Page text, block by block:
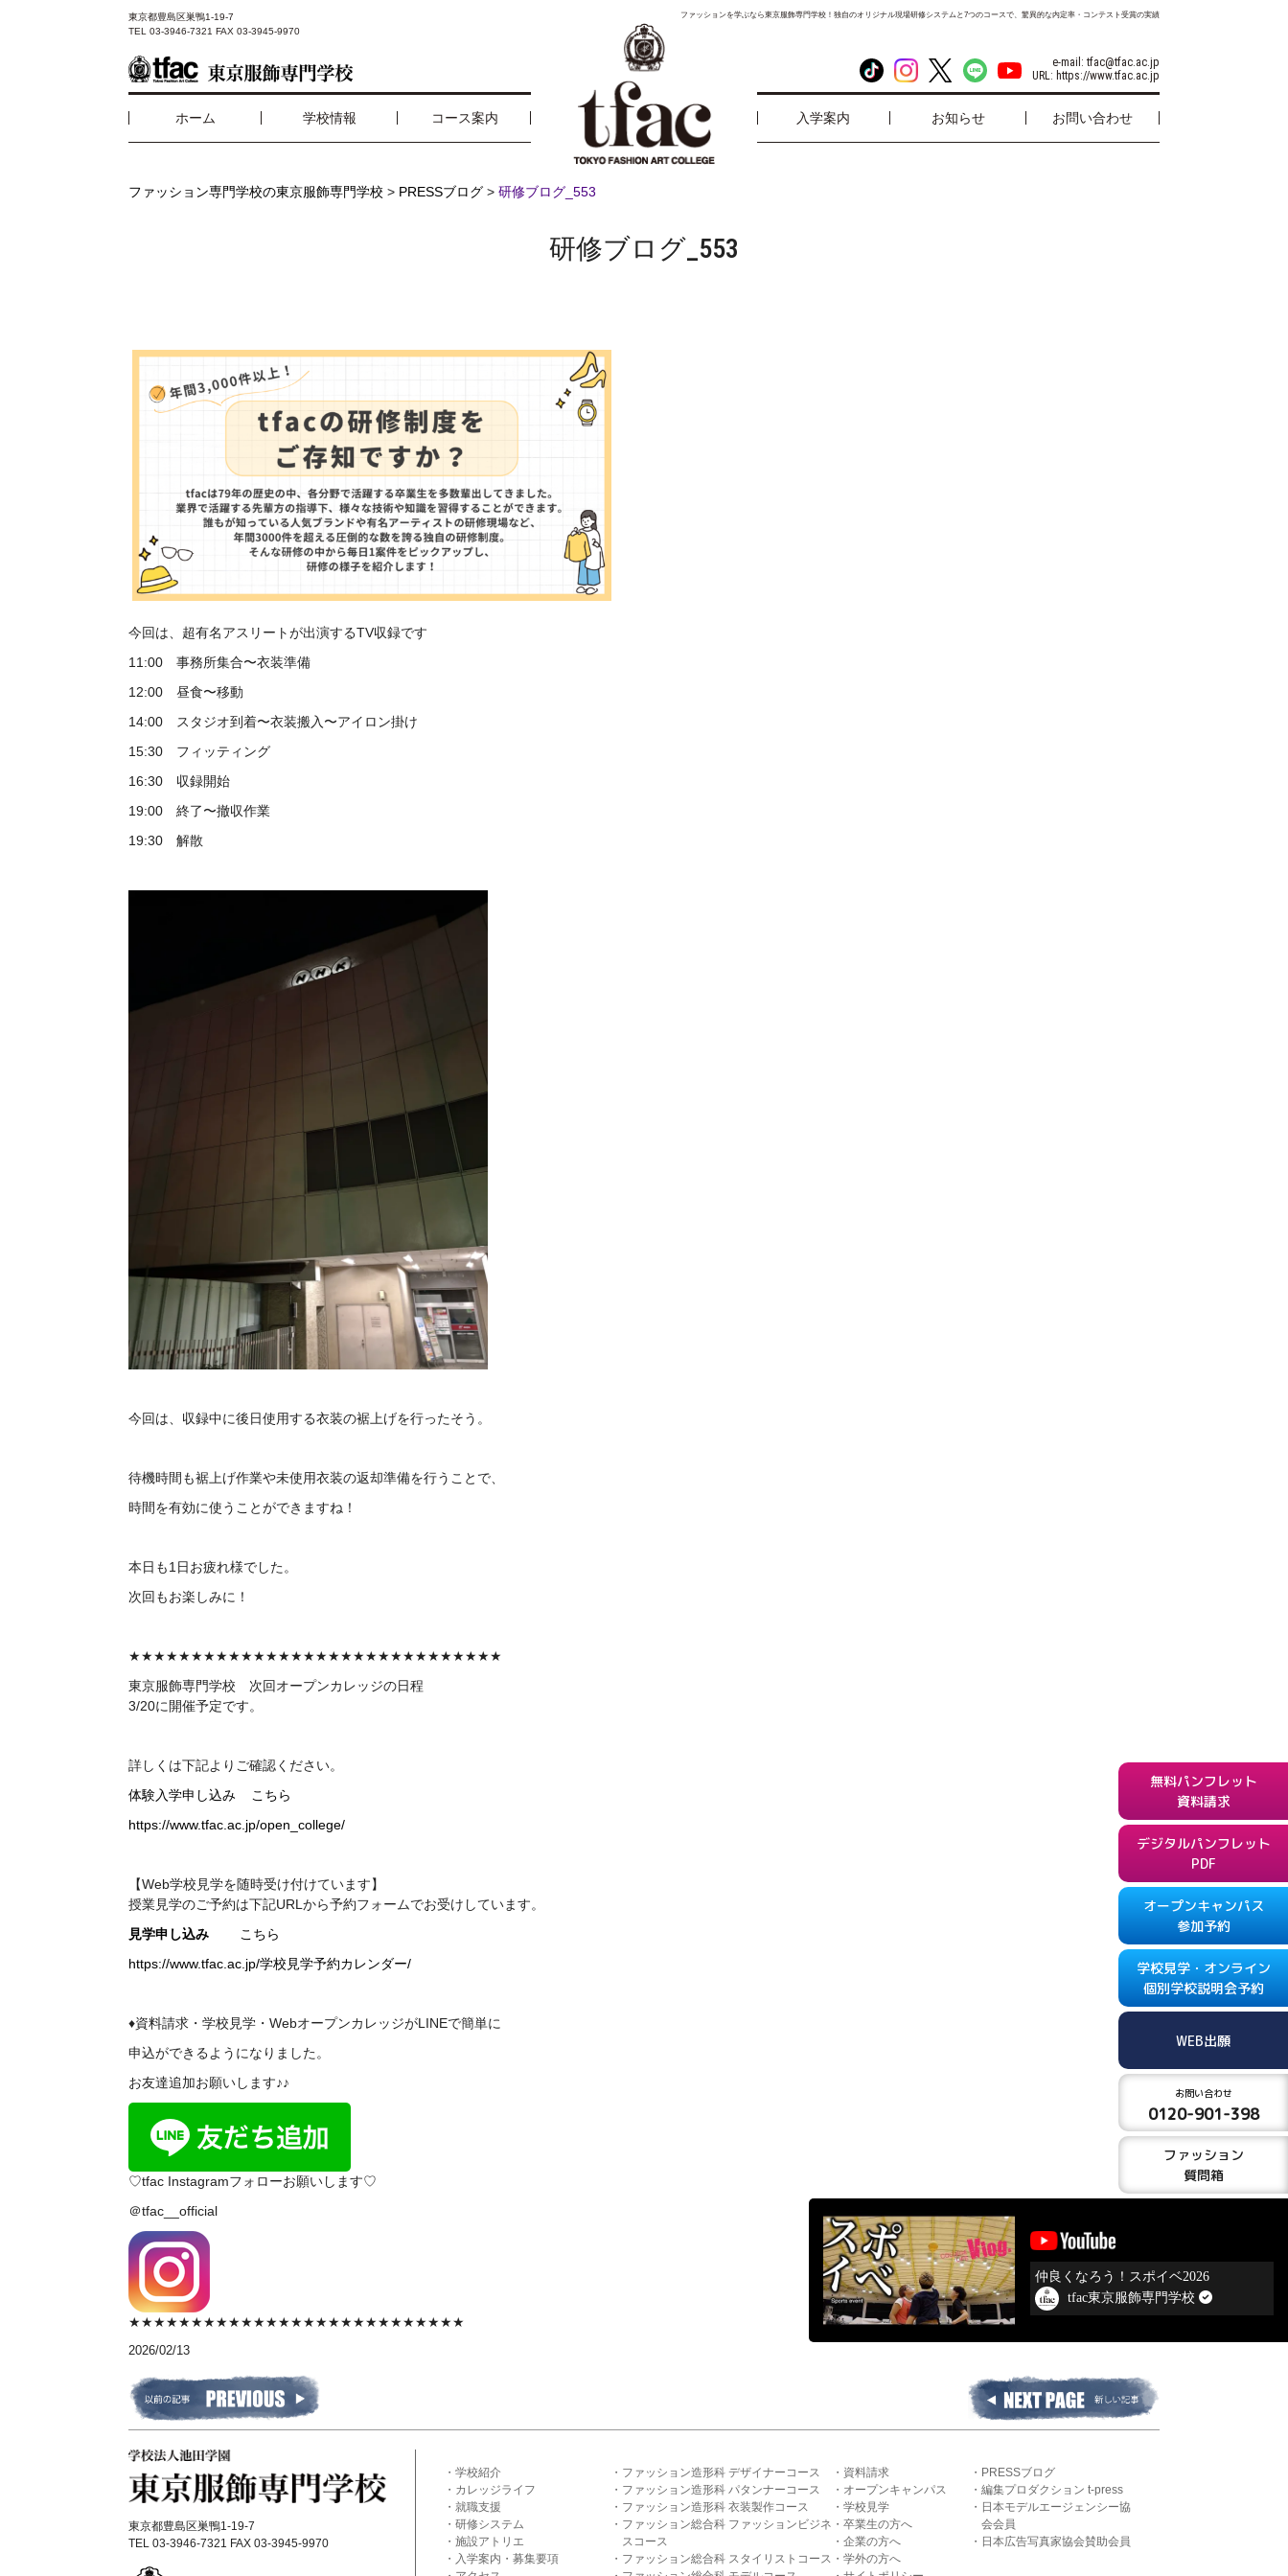
東京都豊島区巣鴨1-19-7
TEL 03-3946-7321 FAX 03-3945-9970
ファッションを学ぶなら東京服飾専門学校！独自のオリジナル現場研修システムと7つのコースで、驚異的な内定率・コンテスト受賞の実績
e-mail: tfac@tfac.ac.jp
URL: https://www.tfac.ac.jp
ホーム 学校情報 コース案内 入学案内 お知らせ お問い合わせ
ファッション専門学校の東京服飾専門学校 > PRESSブログ >研修ブログ_553
研修ブログ_553
今回は、超有名アスリートが出演するTV収録です
11:00 事務所集合〜衣装準備
12:00 昼食〜移動
14:00 スタジオ到着〜衣装搬入〜アイロン掛け
15:30 フィッティング
16:30 収録開始
19:00 終了〜撤収作業
19:30 解散
今回は、収録中に後日使用する衣装の裾上げを行ったそう。
待機時間も裾上げ作業や未使用衣装の返却準備を行うことで、
時間を有効に使うことができますね！
本日も1日お疲れ様でした。
次回もお楽しみに！
★★★★★★★★★★★★★★★★★★★★★★★★★★★★★★
東京服飾専門学校 次回 オープンカレッジの日程
3/20に開催予定です。
詳しくは下記よりご確認ください。
体験入学申し込み こちら
https://www.tfac.ac.jp/open_college/
【Web学校見学を随時受け付けています】
授業見学のご予約は下記URLから予約フォームでお受けしています。
見学申し込み
こちら
https://www.tfac.ac.jp/学校見学予約カレンダー/
♦資料請求・学校見学・WebオープンカレッジがLINEで簡単に
申込ができるようになりました。
お友達追加お願いします♪♪
♡tfac Instagramフォローお願いします♡
＠tfac__official
★★★★★★★★★★★★★★★★★★★★★★★★★★★
2026/02/13
東京都豊島区巣鴨1-19-7
TEL 03-3946-7321 FAX 03-3945-9970
学校紹介
カレッジライフ
就職支援
研修システム
施設アトリエ
入学案内・募集要項
ファッション造形科 デザイナーコース
ファッション造形科 パタンナーコース
ファッション造形科 衣装製作コース
ファッション総合科 ファッションビジネ
スコース
ファッション総合科 スタイリストコース
資料請求
オープンキャンパス
学校見学
卒業生の方へ
企業の方へ
学外の方へ
PRESSブログ
編集プロダクション t-press
日本モデルエージェンシー協
会会員
日本広告写真家協会賛助会員
無料パンフレット
資料請求
デジタルパンフレット
PDF
オープンキャンパス
参加予約
学校見学・オンライン
個別学校説明会予約
WEB出願
お問い合わせ
0120-901-398
ファッション
質問箱
仲良くなろう！スポイベ2026
tfac東京服飾専門学校